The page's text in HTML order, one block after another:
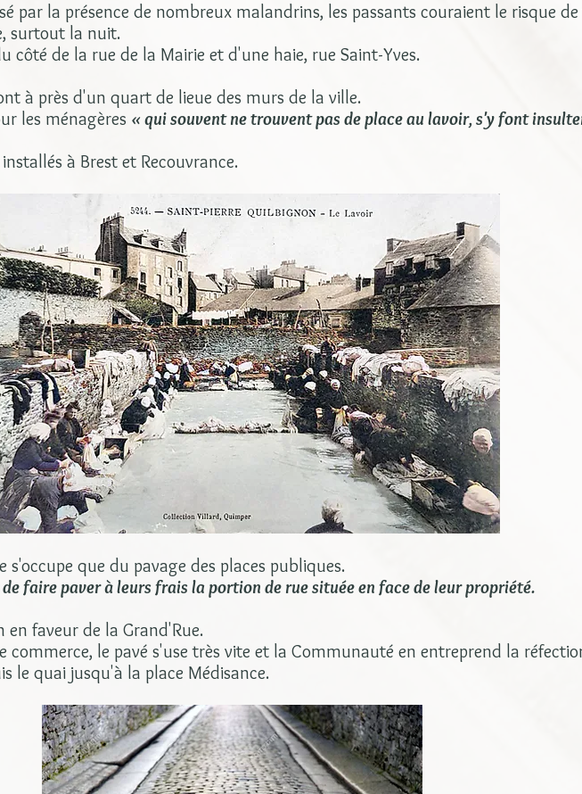
par la présence de nombreux malandrins, les passants couraient le risque
surtout la nuit.
côté de la rue de la Mairie et d'une haie, rue Saint-Yves.
à près d'un quart de lieue des murs de la ville.
les ménagères « qui souvent ne trouvent pas de place au lavoir, s'y font
à Brest et Recouvrance.
s'occupe que du pavage des places publiques.
faire paver à leurs frais la portion de rue située en face de leur propriété.
faveur de la Grand'Rue.
commerce, le pavé s'use très vite et la Communauté en entreprend la
le quai jusqu'à la place Médisance.